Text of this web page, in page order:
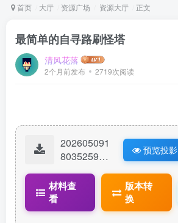
首页 大厅 资源广场 资源大厅 正文
最简单的自寻路刷怪塔
清风花落
2个月前发布 2719次阅读
202605091
80352592-
塔：最简单
预览投影
材料查
看
版本转
换